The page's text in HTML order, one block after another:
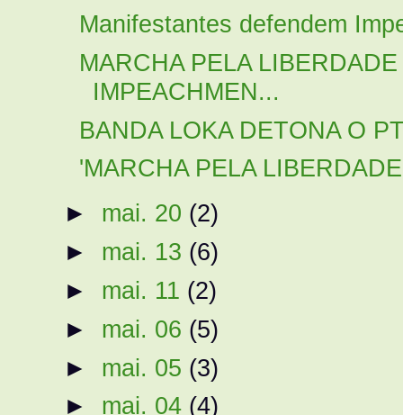
Manifestantes defendem
MARCHA PELA
IMPEACHMEN...
BANDA LOKA DETONA O
'MARCHA PELA
► mai. 20 (2)
► mai. 13 (6)
► mai. 11 (2)
► mai. 06 (5)
► mai. 05 (3)
► mai. 04 (4)